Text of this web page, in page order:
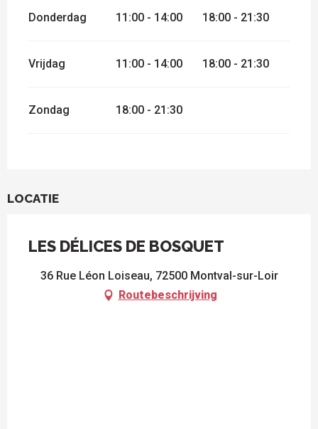
Donderdag 11:00 - 14:00 18:00 - 21:30
Vrijdag 11:00 - 14:00 18:00 - 21:30
Zondag 18:00 - 21:30
LOCATIE
LES DÉLICES DE BOSQUET
36 Rue Léon Loiseau, 72500 Montval-sur-Loir
Routebeschrijving